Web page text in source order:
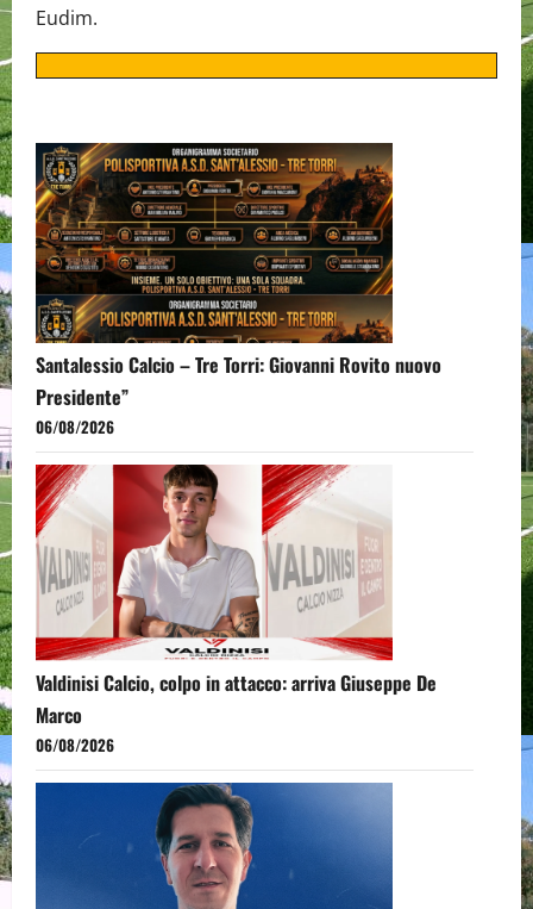
Eudim.
Santalessio Calcio – Tre Torri: Giovanni Rovito nuovo
Presidente”
06/08/2026
Valdinisi Calcio, colpo in attacco: arriva Giuseppe De
Marco
06/08/2026